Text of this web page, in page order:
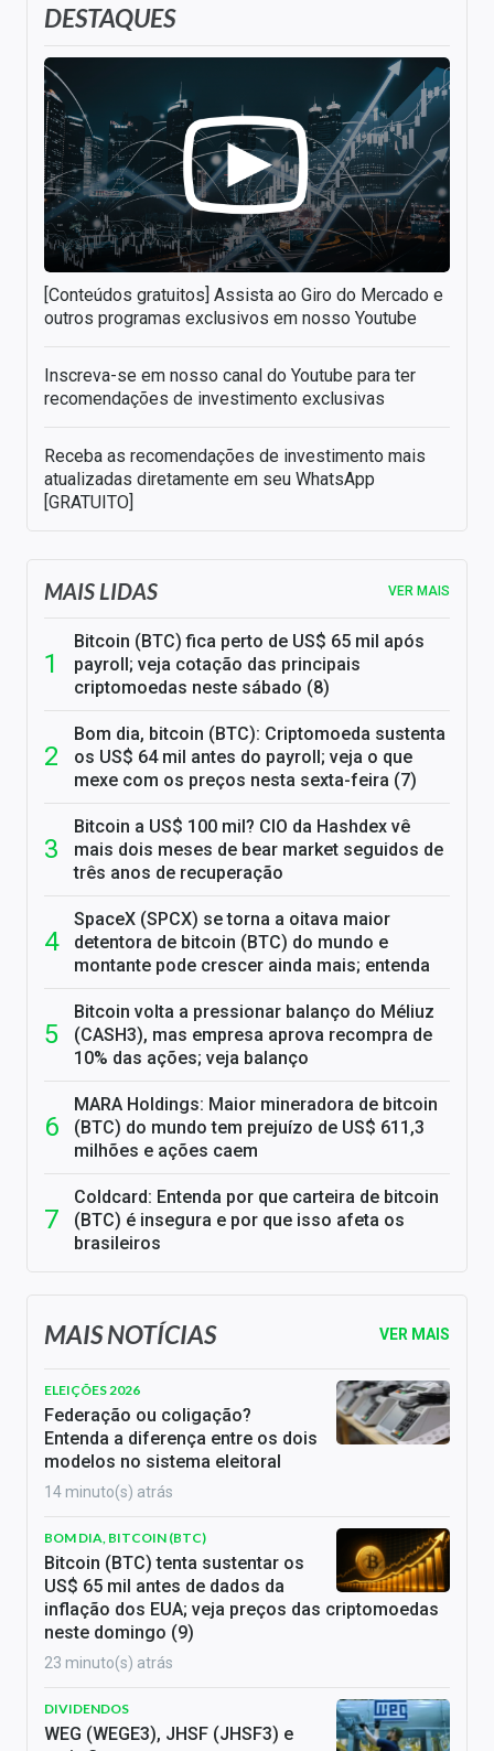
DESTAQUES
[Conteúdos gratuitos] Assista ao Giro do Mercado e
outros programas exclusivos em nosso Youtube
Inscreva-se em nosso canal do Youtube para ter
recomendações de investimento exclusivas
Receba as recomendações de investimento mais
atualizadas diretamente em seu WhatsApp
[GRATUITO]
MAIS LIDAS VER MAIS
Bitcoin (BTC) fica perto de US$ 65 mil após
payroll; veja cotação das principais
criptomoedas neste sábado (8)
Bom dia, bitcoin (BTC): Criptomoeda sustenta
os US$ 64 mil antes do payroll; veja o que
mexe com os preços nesta sexta-feira (7)
Bitcoin a US$ 100 mil? CIO da Hashdex vê
mais dois meses de bear market seguidos de
três anos de recuperação
SpaceX (SPCX) se torna a oitava maior
detentora de bitcoin (BTC) do mundo e
montante pode crescer ainda mais; entenda
Bitcoin volta a pressionar balanço do Méliuz
(CASH3), mas empresa aprova recompra de
10% das ações; veja balanço
MARA Holdings: Maior mineradora de bitcoin
(BTC) do mundo tem prejuízo de US$ 611,3
milhões e ações caem
Coldcard: Entenda por que carteira de bitcoin
(BTC) é insegura e por que isso afeta os
brasileiros
MAIS NOTÍCIAS VER MAIS
ELEIÇÕES 2026
Federação ou coligação?
Entenda a diferença entre os dois
modelos no sistema eleitoral
14 minuto(s) atrás
BOM DIA, BITCOIN (BTC)
Bitcoin (BTC) tenta sustentar os
US$ 65 mil antes de dados da
inflação dos EUA; veja preços das criptomoedas
neste domingo (9)
23 minuto(s) atrás
DIVIDENDOS
WEG (WEGE3), JHSF (JHSF3) e